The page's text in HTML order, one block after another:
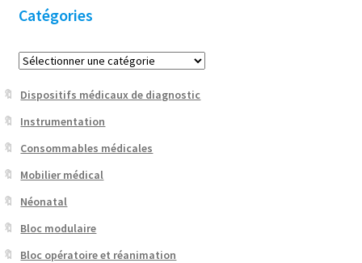
h
r
c
e
Catégories
Dispositifs médicaux de diagnostic
Instrumentation
Consommables médicales
Mobilier médical
Néonatal
Bloc modulaire
Bloc opératoire et réanimation